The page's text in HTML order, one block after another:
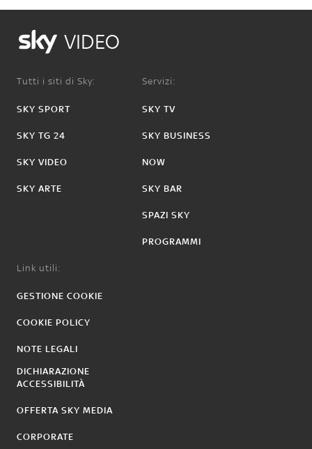
VIDEO
Tutti i siti di Sky:
SKY SPORT
SKY TG 24
SKY VIDEO
SKY ARTE
Servizi:
SKY TV
SKY BUSINESS
NOW
SKY BAR
SPAZI SKY
PROGRAMMI
Link utili:
GESTIONE COOKIE
COOKIE POLICY
NOTE LEGALI
DICHIARAZIONE
ACCESSIBILITÀ
OFFERTA SKY MEDIA
CORPORATE